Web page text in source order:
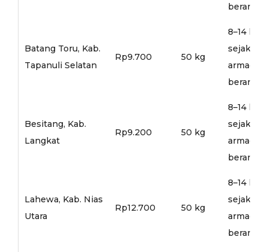
Batang Toru, Kab.
Tapanuli Selatan
Rp9.700 50 kg
8–14 hari
sejak
armada
Besitang, Kab.
Langkat
Rp9.200 50 kg
8–14 hari
sejak
armada
Lahewa, Kab. Nias
Utara
Rp12.700 50 kg
8–14 hari
sejak
armada